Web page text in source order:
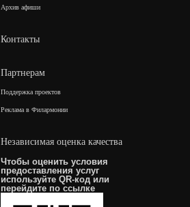
Архив афиши
Контакты
Партнерам
Поддержка проектов
Реклама в Филармонии
Независимая оценка качества
Чтобы оценить условия
предоставления услуг
используйте QR-код или
перейдите поссылке